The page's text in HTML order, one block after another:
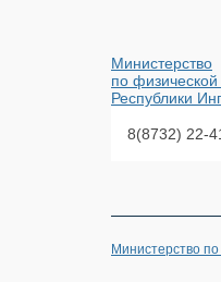
Министерство
по физической
Республики
8(8732) 22-
Министерство